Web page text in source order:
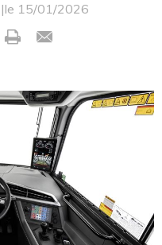
|le 15/01/2026